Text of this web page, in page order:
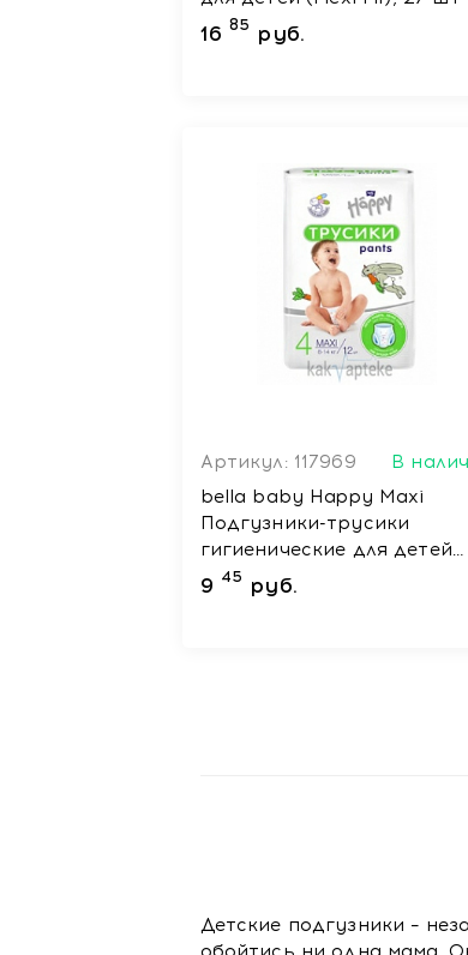
16 85 руб.
Артикул: 117969
В
bella baby Happy Maxi
Подгузники-трусики
гигиенические для детей
универсальные, 12 шт
9 45 руб.
Детские подгузники –